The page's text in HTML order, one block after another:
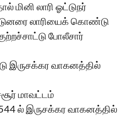
மினி லாரி ஓட்டுநர்
லாரியைக் கொண்டு
போலீசார்
இருசக்கர வாகனத்தில்
மாவட்டம்
ல் இருசக்கர வாகனத்தில்